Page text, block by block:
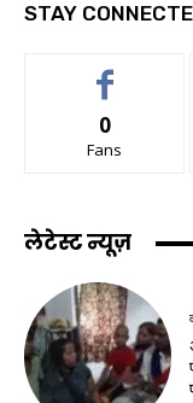
STAY
0
Fans
लेटेस्ट न्यूज़